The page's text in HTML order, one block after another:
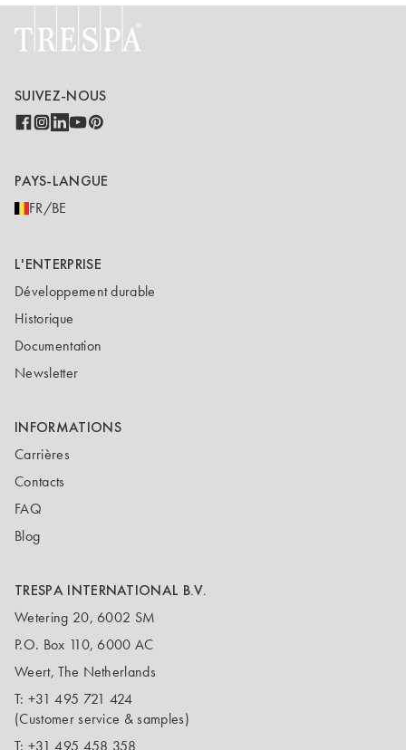
SUIVEZ-NOUS
PAYS-LANGUE
FR/BE
L'ENTERPRISE
Développement durable
Historique
Documentation
Newsletter
INFORMATIONS
Carrières
Contacts
FAQ
Blog
TRESPA INTERNATIONAL B.V.
Wetering 20, 6002 SM
P.O. Box 110, 6000 AC
Weert, The Netherlands
T: +31 495 721 424
(Customer service & samples)
T: +31 495 458 358